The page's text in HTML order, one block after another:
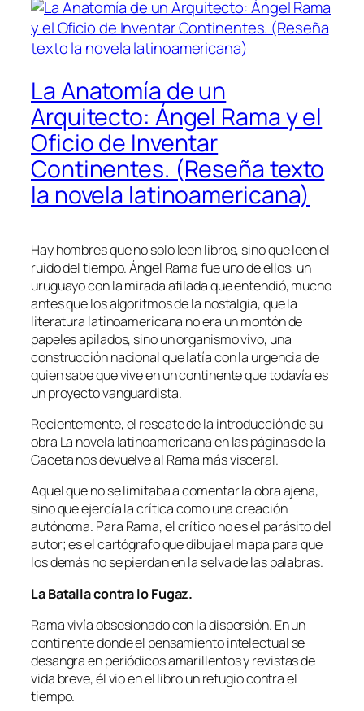
La Anatomía de un
Arquitecto: Ángel Rama y el
Oficio de Inventar
Continentes. (Reseña texto
la novela latinoamericana)
Hay hombres que no solo leen libros, sino que leen el
ruido del tiempo. Ángel Rama fue uno de ellos: un
uruguayo con la mirada afilada que entendió, mucho
antes que los algoritmos de la nostalgia, que la
literatura latinoamericana no era un montón de
papeles apilados, sino un organismo vivo, una
construcción nacional que latía con la urgencia de
quien sabe que vive en un continente que todavía es
un proyecto vanguardista.
Recientemente, el rescate de la introducción de su
obra La novela latinoamericana en las páginas de la
Gaceta nos devuelve al Rama más visceral.
Aquel que no se limitaba a comentar la obra ajena,
sino que ejercía la crítica como una creación
autónoma. Para Rama, el crítico no es el parásito del
autor; es el cartógrafo que dibuja el mapa para que
los demás no se pierdan en la selva de las palabras.
La Batalla contra lo Fugaz.
Rama vivía obsesionado con la dispersión. En un
continente donde el pensamiento intelectual se
desangra en periódicos amarillentos y revistas de
vida breve, él vio en el libro un refugio contra el
tiempo.